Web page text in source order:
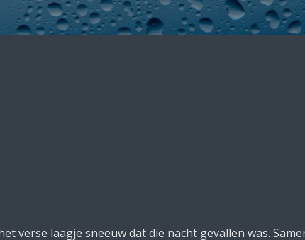
verse laagje sneeuw dat die nacht gevallen was.